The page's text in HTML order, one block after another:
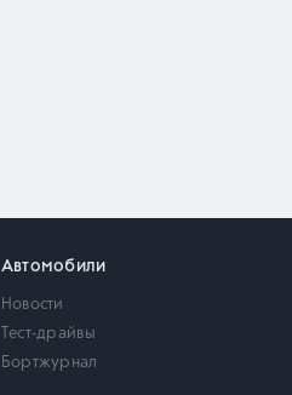
Автомобили
Новости
Тест-драйвы
Бортжурнал